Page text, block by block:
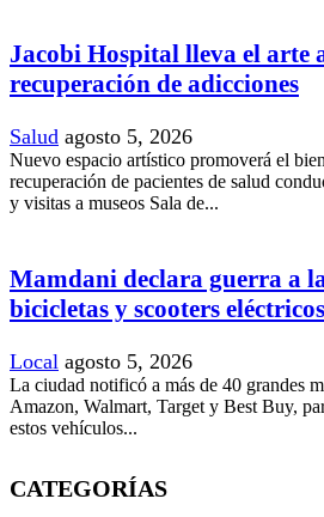
Jacobi Hospital lleva el arte
recuperación de adicciones
Salud agosto 5, 2026
Nuevo espacio artístico promoverá el
recuperación de pacientes de salud
y visitas a museos Sala de...
Mamdani declara guerra a
bicicletas y scooters
Local agosto 5, 2026
La ciudad notificó a más de 40 grandes
Amazon, Walmart, Target y Best Buy,
estos vehículos...
CATEGORÍAS